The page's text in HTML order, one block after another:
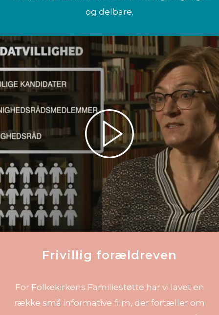
og delbare.
Frivillig forældreven
For Folkekirkens Familiestøtte har vi lavet en
række små informative film, der fortæller om